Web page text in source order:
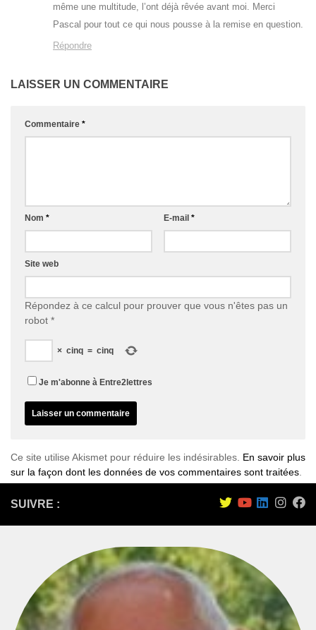
même une multitude, l’ont déjà rêvée avant moi. Merci
Pascal pour tout ce qui nous pousse à la remise en question.
Répondre
LAISSER UN COMMENTAIRE
Commentaire *
Nom * E-mail *
Site web
Répondez à ce calcul pour prouver que vous n'êtes pas un
robot *
× cinq = cinq
Je m'abonne à Entre2lettres
Ce site utilise Akismet pour réduire les indésirables. En savoir plus
sur la façon dont les données de vos commentaires sont traitées
SUIVRE :